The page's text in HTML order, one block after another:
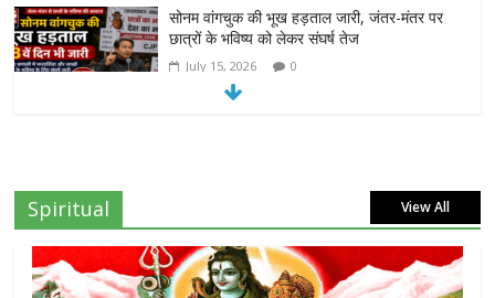
सोनम वांगचुक की भूख हड़ताल जारी, जंतर-मंतर पर
छात्रों के भविष्य को लेकर संघर्ष तेज
July 15, 2026 0
7वें वेतनमान की मांग: जल निगम पेंशनरों ने रक्षा मंत्री
Spiritual View All